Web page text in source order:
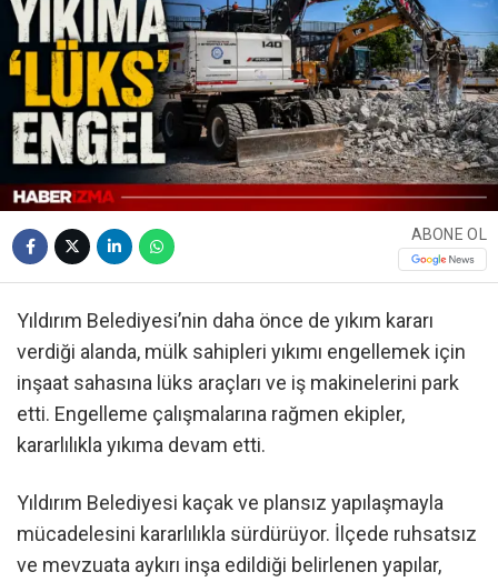
ABONE OL
Yıldırım Belediyesi’nin daha önce de yıkım kararı
verdiği alanda, mülk sahipleri yıkımı engellemek için
inşaat sahasına lüks araçları ve iş makinelerini park
etti. Engelleme çalışmalarına rağmen ekipler,
kararlılıkla yıkıma devam etti.
Yıldırım Belediyesi kaçak ve plansız yapılaşmayla
mücadelesini kararlılıkla sürdürüyor. İlçede ruhsatsız
ve mevzuata aykırı inşa edildiği belirlenen yapılar,